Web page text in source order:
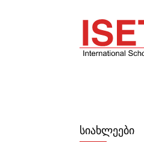
ᲡᲘᲐᲮᲚᲔᲔᲑᲘ